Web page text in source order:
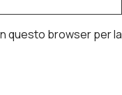
questo browser per la